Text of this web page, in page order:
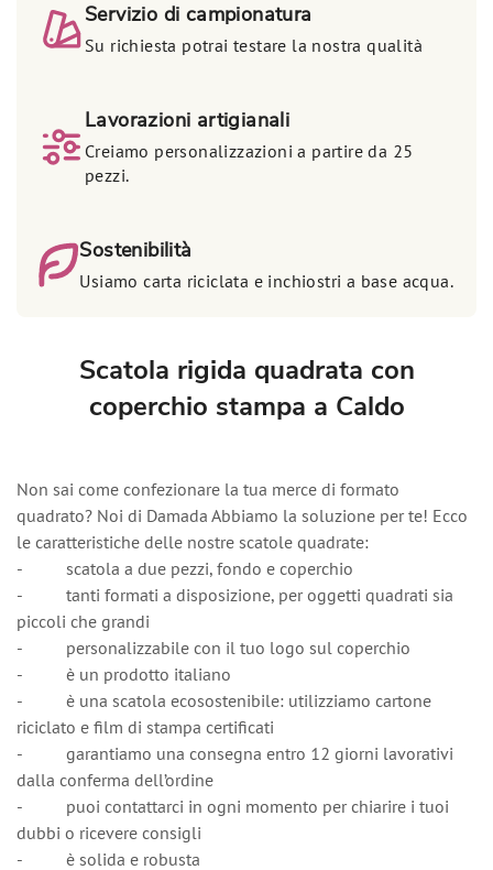
Servizio di campionatura
Su richiesta potrai testare la nostra qualità
Lavorazioni artigianali
Creiamo personalizzazioni a partire da 25
pezzi.
Sostenibilità
Usiamo carta riciclata e inchiostri a base acqua.
Scatola rigida quadrata con
coperchio stampa a Caldo
Non sai come confezionare la tua merce di formato
quadrato? Noi di Damada Abbiamo la soluzione per te! Ecco
le caratteristiche delle nostre scatole quadrate:
- scatola a due pezzi, fondo e coperchio
- tanti formati a disposizione, per oggetti quadrati sia
piccoli che grandi
- personalizzabile con il tuo logo sul coperchio
- è un prodotto italiano
- è una scatola ecosostenibile: utilizziamo cartone
riciclato e film di stampa certificati
- garantiamo una consegna entro 12 giorni lavorativi
dalla conferma dell’ordine
- puoi contattarci in ogni momento per chiarire i tuoi
dubbi o ricevere consigli
- è solida e robusta